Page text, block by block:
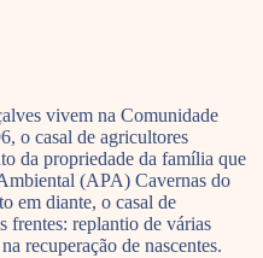
vivem na Comunidade
o casal de agricultores
da propriedade da família que
(APA) Cavernas do
em diante, o casal de
frentes: replantio de várias
recuperação de nascentes.